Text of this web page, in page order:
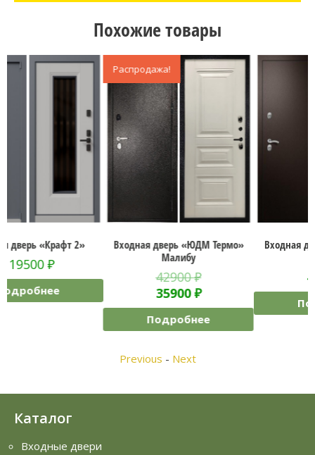
Похожие товары
Распродажа!
Входная дверь «ЮДМ Термо»
42900₽
Входная дверь «ЮДМ Термо»
Previous - Next
Каталог
Входные двери